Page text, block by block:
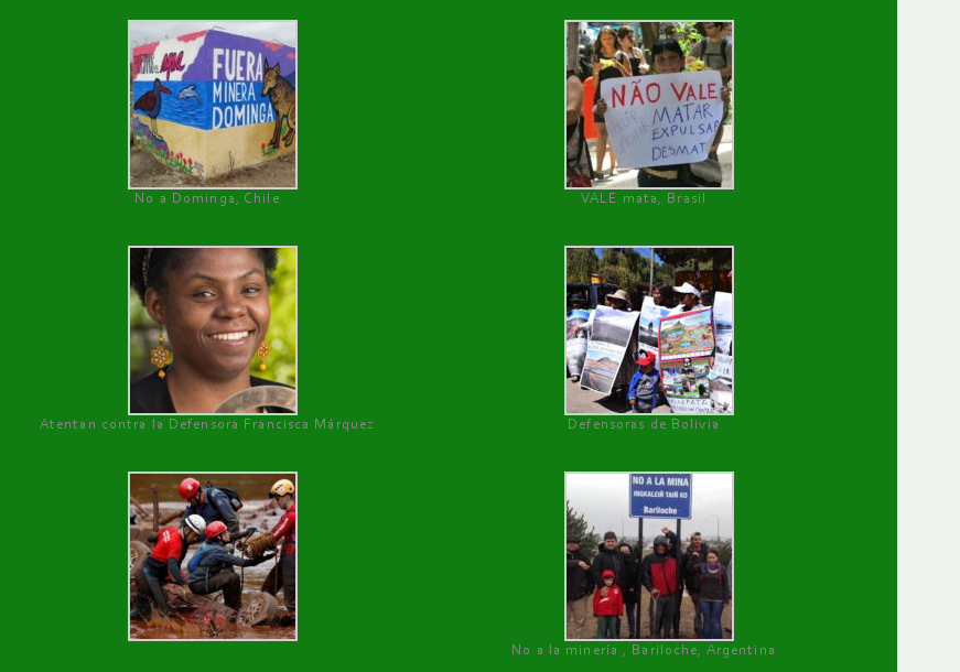
No a Dominga, Chile
VALE mata, Brasil
Atentan contra la Defensora Francisca Márquez Defensoras de Bolivia
No a la minería , Bariloche, Argentina